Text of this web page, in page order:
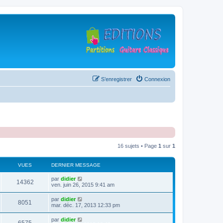
Connexion
S’enregistrer
16 sujets • Page 1 sur 1
VUES DERNIER MESSAGE
14362V
u
D
e
i
e
r
m
par didier
ven. juin 26, 2015 9:41 am
8051
u
D
e
par didier
mar. déc. 17, 2013 12:33 pm
D
par didier